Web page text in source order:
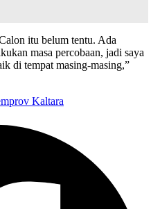
itu belum tentu. Ada
masa percobaan, jadi saya
di tempat masing-masing,”
Kaltara